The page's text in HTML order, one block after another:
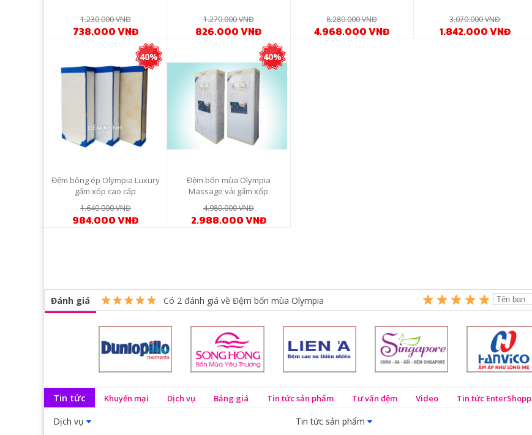
1.230.000 VNĐ
738.000 VNĐ
1.270.000 VNĐ
826.000 VNĐ
8.280.000 VNĐ
4.968.000 VNĐ
3.070.000 VNĐ
1.842.000 VNĐ
40%
Đệm bông ép Olympia Luxury
gấm xốp cao cấp
1.640.000 VNĐ
984.000 VNĐ
40%
Đệm bốn mùa Olympia
Massage vải gấm xốp
4.980.000 VNĐ
2.988.000 VNĐ
Đánh giá Có 2 đánh giá về Đệm bốn mùa Olympia
Tin tức Khuyến mại Dịch vụ Bảng giá Tin tức sản phẩm Tư vấn đệm Video Tin tức
Dịch vụ Tin tức sản phẩm